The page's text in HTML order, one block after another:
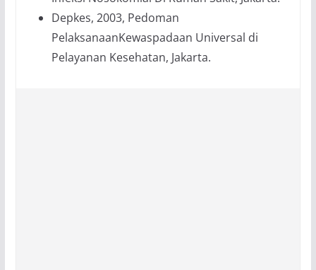
Depkes, 2003, Pedoman
PelaksanaanKewaspadaan Universal di
Pelayanan Kesehatan, Jakarta.